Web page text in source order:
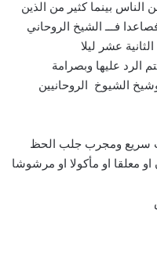
بينما كثير من الذين
فـــ الشيخ الروحاني
عشر ليلا
الرد عليها وبصرامة
الشيوخ الروحانيين
سريع ومجرب جلب الحظ
معلقا او مأكولا او مرشوشا